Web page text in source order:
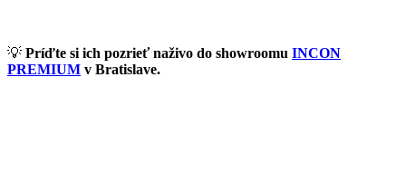
💡 Príďte si ich pozrieť naživo do showroomu INCON
PREMIUM v Bratislave.